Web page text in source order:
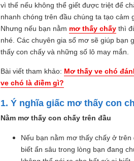
vì thế nếu không thể giết được triệt để
nhanh chóng trên đầu chúng ta tạo cảm
Nhưng nếu bạn nằm mơ thấy chấy thì
nhé. Các chuyên gia sổ mơ sẽ giúp bạn
thấy con chấy và những số lô may mắn.
Bài viết tham khảo: Mơ thấy ve chó
ve chó là điềm gì?
1. Ý nghĩa giấc mơ thấy con
Nằm mơ thấy con chấy trên đầu
Nếu bạn nằm mơ thấy chấy ở
biết ẩn sâu trong lòng bạn đang